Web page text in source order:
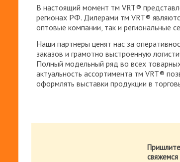
В настоящий момент тм VRT®
регионах РФ. Дилерами тм VRT®
оптовые компании, так и региональные
Наши партнеры ценят нас за
заказов и грамотно выстроенную
Полный модельный ряд во всех
актуальность ассортимента тм VRT®
оформлять выставки продукции в